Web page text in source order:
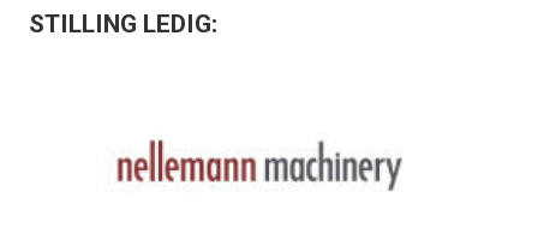
STILLING LEDIG: